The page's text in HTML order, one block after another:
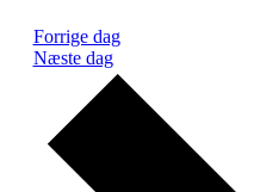
Forrige dag
Næste dag